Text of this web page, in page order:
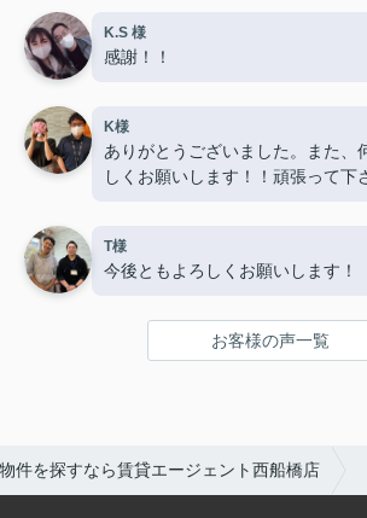
K.S 様
感謝！！
K様
ありがとうございました。また、
しくお願いします！！頑張って下
T様
今後ともよろしくお願いします！
お客様の声一覧
件を探すなら賃貸エージェント西船橋店